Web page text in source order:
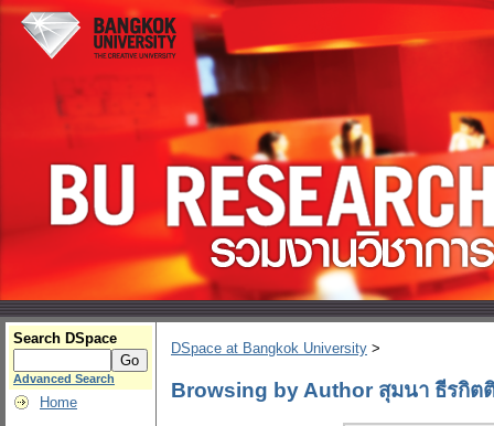
Search DSpace
Advanced Search
Home
DSpace at Bangkok University >
Browsing by Author สุมนา ธีรกิต